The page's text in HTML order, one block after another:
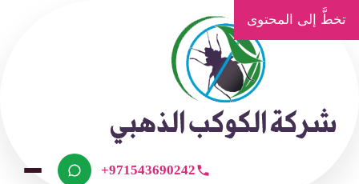
تخطَّ إلى المحتوى
+971543690242